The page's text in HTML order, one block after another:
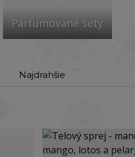
Parfumované sety
Najdrahšie